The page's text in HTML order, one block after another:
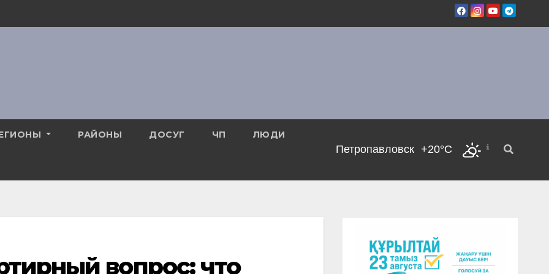
РАЙОНЫ ДОСУГ ЧП ЛЮДИ
Петропавловск +20°C
вопрос: что